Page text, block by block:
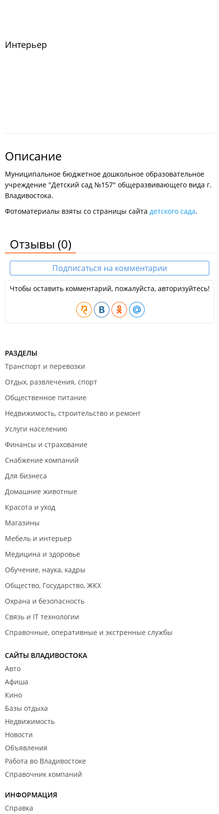
Интерьер
Описание
Муниципальное бюджетное дошкольное образовательное
учреждение "Детский сад №157" общеразвивающего вида г.
Владивостока.
Фотоматериалы взяты со страницы сайта детского сада.
Отзывы (0)
Подписаться на комментарии
Чтобы оставить комментарий, пожалуйста, авторизуйтесь!
РАЗДЕЛЫ
Транспорт и перевозки
Отдых, развлечения, спорт
Общественное питание
Недвижимость, строительство и ремонт
Услуги населению
Финансы и страхование
Снабжение компаний
Для бизнеса
Домашние животные
Красота и уход
Магазины
Мебель и интерьер
Медицина и здоровье
Обучение, наука, кадры
Общество, Государство, ЖКХ
Охрана и безопасность
Связь и IT технологии
Справочные, оперативные и экстренные службы
САЙТЫ ВЛАДИВОСТОКА
Авто
Афиша
Кино
Базы отдыха
Недвижимость
Новости
Объявления
Работа во Владивостоке
Справочник компаний
ИНФОРМАЦИЯ
Справка